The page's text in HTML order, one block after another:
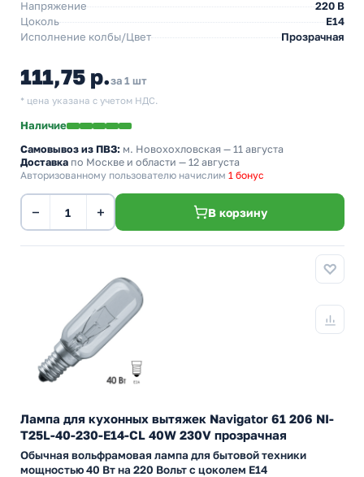
Напряжение
220 В
Цоколь
E14
Исполнение колбы/Цвет
Прозрачная
111,75 р.за 1 шт
* цена указана с учетом НДС.
Наличие
Самовывоз из ПВЗ: м. Новохохловская — 11 августа
Доставка по Москве и области — 12 августа
Авторизованному пользователю начислим 1 бонус
− + В корзину
Лампа для кухонных вытяжек Navigator 61 206 NI-
T25L-40-230-E14-CL 40W 230V прозрачная
Обычная вольфрамовая лампа для бытовой техники
мощностью 40 Вт на 220 Вольт с цоколем E14